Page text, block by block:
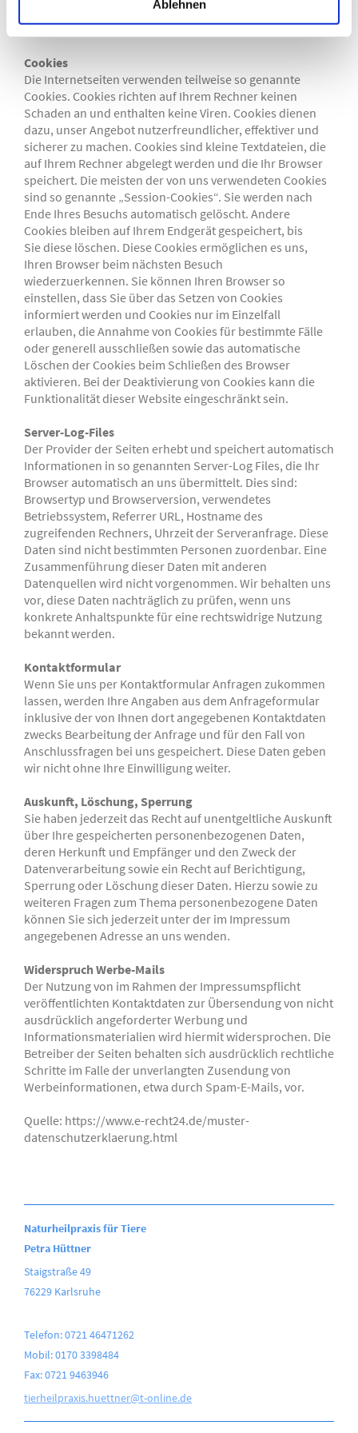
Ablehnen
kann. Ein lückenloser Schutz der Daten vor dem Zugriff
durch Dritte ist nicht möglich.
Cookies
Die Internetseiten verwenden teilweise so genannte
Cookies. Cookies richten auf Ihrem Rechner keinen
Schaden an und enthalten keine Viren. Cookies dienen
dazu, unser Angebot nutzerfreundlicher, effektiver und
sicherer zu machen. Cookies sind kleine Textdateien, die
auf Ihrem Rechner abgelegt werden und die Ihr Browser
speichert. Die meisten der von uns verwendeten Cookies
sind so genannte „Session-Cookies“. Sie werden nach
Ende Ihres Besuchs automatisch gelöscht. Andere
Cookies bleiben auf Ihrem Endgerät gespeichert, bis
Sie diese löschen. Diese Cookies ermöglichen es uns,
Ihren Browser beim nächsten Besuch
wiederzuerkennen. Sie können Ihren Browser so
einstellen, dass Sie über das Setzen von Cookies
informiert werden und Cookies nur im Einzelfall
erlauben, die Annahme von Cookies für bestimmte Fälle
oder generell ausschließen sowie das automatische
Löschen der Cookies beim Schließen des Browser
aktivieren. Bei der Deaktivierung von Cookies kann die
Funktionalität dieser Website eingeschränkt sein.
Server-Log-Files
Der Provider der Seiten erhebt und speichert automatisch
Informationen in so genannten Server-Log Files, die Ihr
Browser automatisch an uns übermittelt. Dies sind:
Browsertyp und Browserversion, verwendetes
Betriebssystem, Referrer URL, Hostname des
zugreifenden Rechners, Uhrzeit der Serveranfrage. Diese
Daten sind nicht bestimmten Personen zuordenbar. Eine
Zusammenführung dieser Daten mit anderen
Datenquellen wird nicht vorgenommen. Wir behalten uns
vor, diese Daten nachträglich zu prüfen, wenn uns
konkrete Anhaltspunkte für eine rechtswidrige Nutzung
bekannt werden.
Kontaktformular
Wenn Sie uns per Kontaktformular Anfragen zukommen
lassen, werden Ihre Angaben aus dem Anfrageformular
inklusive der von Ihnen dort angegebenen Kontaktdaten
zwecks Bearbeitung der Anfrage und für den Fall von
Anschlussfragen bei uns gespeichert. Diese Daten geben
wir nicht ohne Ihre Einwilligung weiter.
Auskunft, Löschung, Sperrung
Sie haben jederzeit das Recht auf unentgeltliche Auskunft
über Ihre gespeicherten personenbezogenen Daten,
deren Herkunft und Empfänger und den Zweck der
Datenverarbeitung sowie ein Recht auf Berichtigung,
Sperrung oder Löschung dieser Daten. Hierzu sowie zu
weiteren Fragen zum Thema personenbezogene Daten
können Sie sich jederzeit unter der im Impressum
angegebenen Adresse an uns wenden.
Widerspruch Werbe-Mails
Der Nutzung von im Rahmen der Impressumspflicht
veröffentlichten Kontaktdaten zur Übersendung von nicht
ausdrücklich angeforderter Werbung und
Informationsmaterialien wird hiermit widersprochen. Die
Betreiber der Seiten behalten sich ausdrücklich rechtliche
Schritte im Falle der unverlangten Zusendung von
Werbeinformationen, etwa durch Spam-E-Mails, vor.
Quelle: https://www.e-recht24.de/muster-
datenschutzerklaerung.html
Naturheilpraxis für Tiere
Petra Hüttner
Staigstraße 49
76229 Karlsruhe
Telefon: 0721 46471262
Mobil: 0170 3398484
Fax: 0721 9463946
tierheilpraxis.huettner@t-online.de